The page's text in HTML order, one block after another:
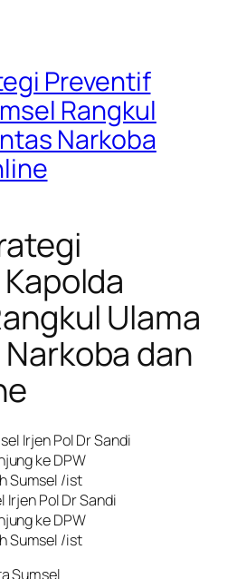
Preventif
Rangkul
Narkoba
Ulama
dan
Irjen Pol Dr Sandi
ke DPW
Sumsel /ist
Sumsel